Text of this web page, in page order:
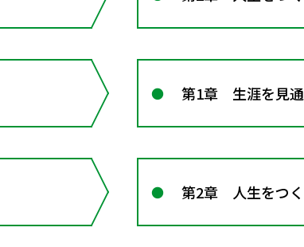
第1章 生涯を見
第2章 人生をつ